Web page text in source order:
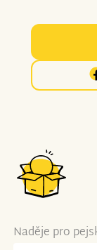
Naděje pro